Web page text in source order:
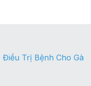
Trị Bệnh Cho Gà